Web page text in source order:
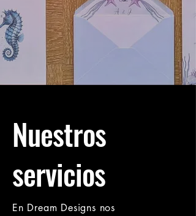
Nuestros
servicios
En Dream Designs nos